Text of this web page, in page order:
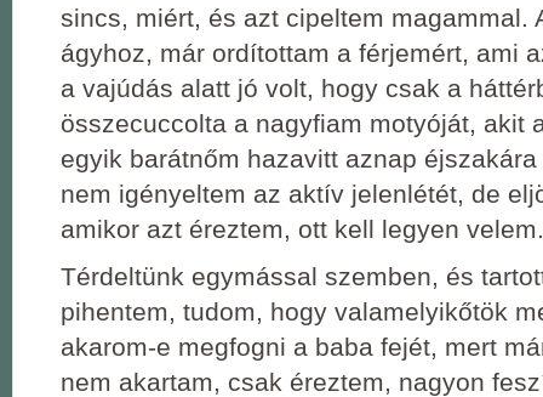
sincs, miért, és azt cipeltem magammal.
ágyhoz, már ordítottam a férjemért, ami
a vajúdás alatt jó volt, hogy csak a
összecuccolta a nagyfiam motyóját, akit
egyik barátnőm hazavitt aznap
nem igényeltem az aktív jelenlétét, de
amikor azt éreztem, ott kell legyen velem.
Térdeltünk egymással szemben, és
pihentem, tudom, hogy valamelyikőtök
akarom-e megfogni a baba fejét, mert
nem akartam, csak éreztem, nagyon